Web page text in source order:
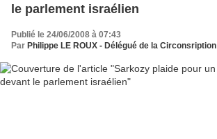
le parlement israélien
Publié le 24/06/2008 à 07:43
Par Philippe LE ROUX - Délégué de la Circonsription